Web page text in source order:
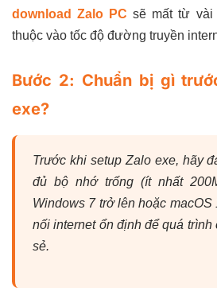
download Zalo PC sẽ mất từ vài
thuộc vào tốc độ đường truyền
Bước 2: Chuẩn bị gì
exe?
Trước khi setup Zalo exe, hãy
đủ bộ nhớ trống (ít nhất
Windows 7 trở lên hoặc macOS
nối internet ổn định để quá trình
sẻ.